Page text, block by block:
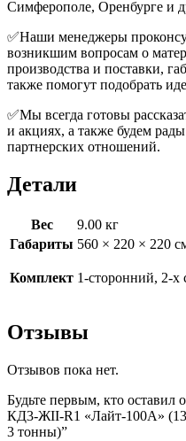
Симферополе, Оренбурге и
✅Наши менеджеры
возникшим вопросам о
производства и поставки,
также помогут подобрать
✅Мы всегда готовы
и акциях, а также будем
партнерских отношений.
Детали
Вес
9.00 кг
Габариты 560 × 220 × 220
Комплект 1-сторонний, 2-х
Отзывы
Отзывов пока нет.
Будьте первым, кто оставил
КД3-ЖII-R1 «Лайт-100А»
3 тонны)”